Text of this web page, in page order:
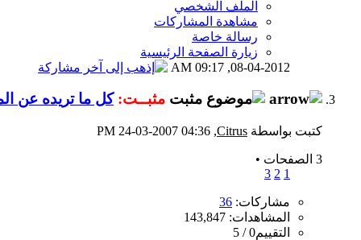
الملف الشخصي
مشاهدة المشاركات
رسالة خاصة
زيارة الصفحة الرئيسية
08-04-2012,
09:17 AM
مثبــت: كل ما تريده عن
كتبت بواسطة Citrus
‏, 24-03-2007 04:36 PM
3 الصفحات
•
1
2
3
مشاركات: 36
المشاهدات: 143,847
التقييم0 / 5